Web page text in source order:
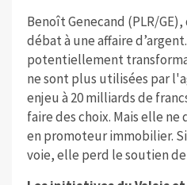
Benoît Genecand (PLR/
débat à une affaire
potentiellement
ne sont plus utilisées par
enjeu à 20 milliards de
faire des choix. Mais elle
en promoteur immobilier.
voie, elle perd le soutien